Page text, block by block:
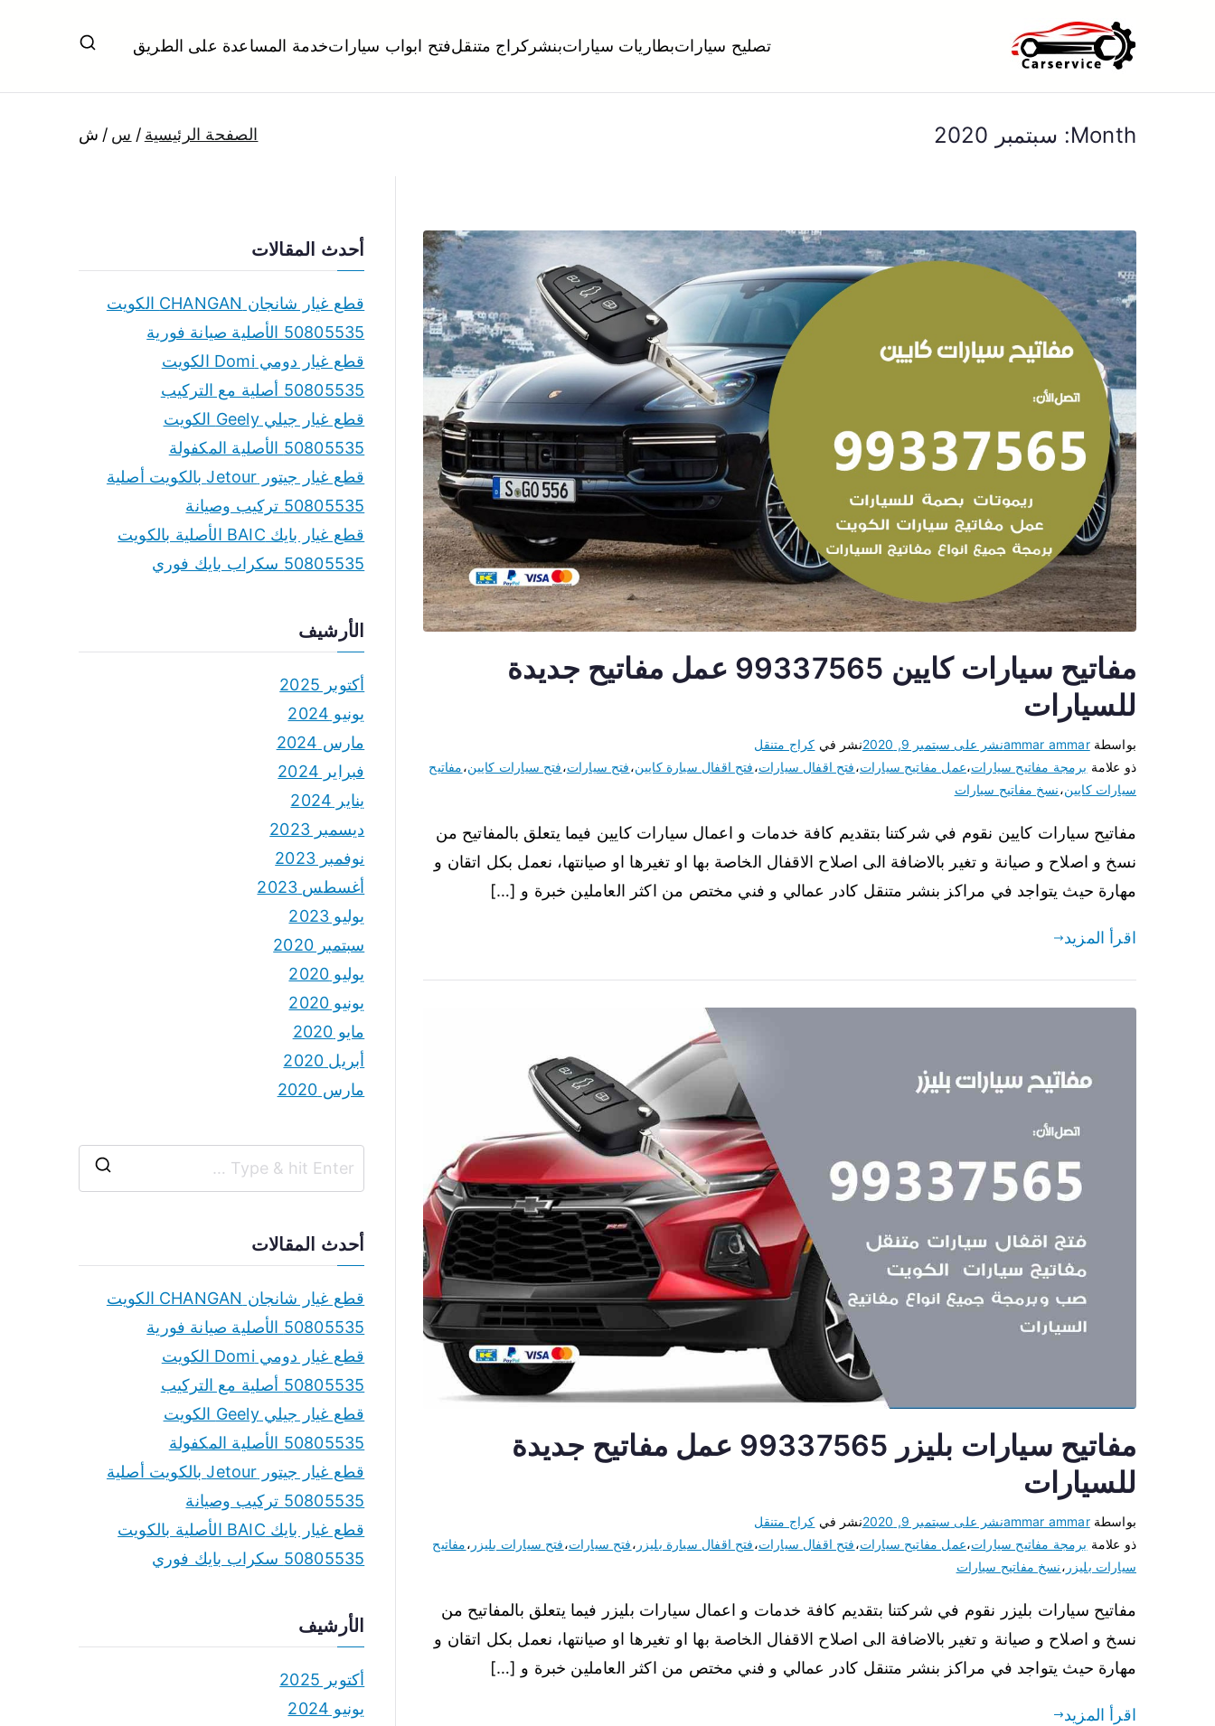
بنشر متنقل الكويت
بنشر متنقل الكويت كهرباء وبنشر تبديل تواير تواير اطارات عجلات تصليح وصيانة سيارات امام المنزل تبديل بطاريات بارخص الاسعار
تصليح سياراتبطاريات سياراتبنشر كراج متنقلفتح ابواب سياراتخدمة المساعدة على الطريق
Month: سبتمبر 2020 الصفحة الرئيسية س ش
مفاتيح سيارات كايين 99337565 عمل مفاتيح جديدة
للسيارات
بواسطةammar ammarنشر على سبتمبر 9, 2020 نشر في كراج متنقل
ذو علامة برمجة مفاتيح سيارات،عمل مفاتيح سيارات،فتح اقفال سيارات،فتح اقفال سيارة كايين،فتح سيارات،فتح سيارات كايين،مفاتيح
سيارات كايين،نسخ مفاتيح سيارات
مفاتيح سيارات كايين نقوم في شركتنا بتقديم كافة خدمات و اعمال سيارات كايين فيما يتعلق بالمفاتيح من
نسخ و اصلاح و صيانة و تغير بالاضافة الى اصلاح الاقفال الخاصة بها او تغيرها او صيانتها، نعمل بكل اتقان و
مهارة حيث يتواجد في مراكز بنشر متنقل كادر عمالي و فني مختص من اكثر العاملين خبرة و […]
اقرأ المزيد
مفاتيح سيارات بليزر 99337565 عمل مفاتيح جديدة
للسيارات
بواسطةammar ammarنشر على سبتمبر 9, 2020 نشر في كراج متنقل
ذو علامة برمجة مفاتيح سيارات،عمل مفاتيح سيارات،فتح اقفال سيارات،فتح اقفال سيارة بليزر ،فتح سيارات،فتح سيارات بليزر ،مفاتيح
سيارات بليزر ،نسخ مفاتيح سيارات
مفاتيح سيارات بليزر نقوم في شركتنا بتقديم كافة خدمات و اعمال سيارات بليزر فيما يتعلق بالمفاتيح من
نسخ و اصلاح و صيانة و تغير بالاضافة الى اصلاح الاقفال الخاصة بها او تغيرها او صيانتها، نعمل بكل اتقان و
مهارة حيث يتواجد في مراكز بنشر متنقل كادر عمالي و فني مختص من اكثر العاملين خبرة و […]
اقرأ المزيد
أحدث المقالات
قطع غيار شانجان CHANGAN الكويت
50805535 الأصلية صيانة فورية
قطع غيار دومي Domi الكويت
50805535 أصلية مع التركيب
قطع غيار جيلي Geely الكويت
50805535 الأصلية المكفولة
قطع غيار جيتور Jetour بالكويت أصلية
50805535 تركيب وصيانة
قطع غيار بايك BAIC الأصلية بالكويت
50805535 سكراب بايك فوري
الأرشيف
أكتوبر 2025
يونيو 2024
مارس 2024
فبراير 2024
يناير 2024
ديسمبر 2023
نوفمبر 2023
أغسطس 2023
يوليو 2023
سبتمبر 2020
يوليو 2020
يونيو 2020
مايو 2020
أبريل 2020
مارس 2020
r
أحدث المقالات
قطع غيار شانجان CHANGAN الكويت
50805535 الأصلية صيانة فورية
قطع غيار دومي Domi الكويت
50805535 أصلية مع التركيب
قطع غيار جيلي Geely الكويت
50805535 الأصلية المكفولة
قطع غيار جيتور Jetour بالكويت أصلية
50805535 تركيب وصيانة
قطع غيار بايك BAIC الأصلية بالكويت
50805535 سكراب بايك فوري
الأرشيف
أكتوبر 2025
يونيو 2024